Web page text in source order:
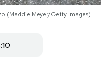
(Maddie Meyer/Getty Images)